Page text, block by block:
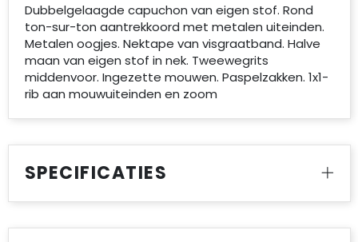
Dubbelgelaagde capuchon van eigen stof. Rond
ton-sur-ton aantrekkoord met metalen uiteinden.
Metalen oogjes. Nektape van visgraatband. Halve
maan van eigen stof in nek. Tweewegrits
middenvoor. Ingezette mouwen. Paspelzakken. 1x1-
rib aan mouwuiteinden en zoom
SPECIFICATIES